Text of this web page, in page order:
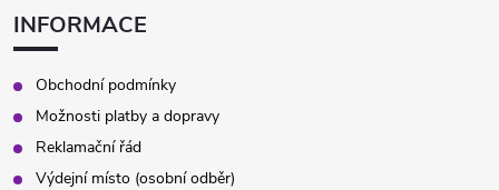
INFORMACE
Obchodní podmínky
Možnosti platby a dopravy
Reklamační řád
Výdejní místo (osobní odběr)